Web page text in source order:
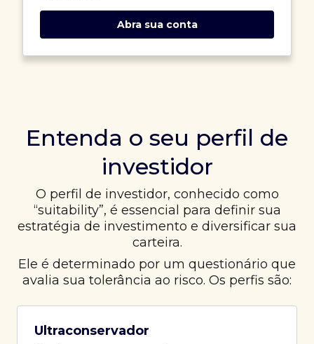
Abra sua conta
Entenda o seu perfil de
investidor
O perfil de investidor, conhecido como
“suitability”, é essencial para definir sua
estratégia de investimento e diversificar sua
carteira.
Ele é determinado por um questionário que
avalia sua tolerância ao risco. Os perfis são:
Ultraconservador